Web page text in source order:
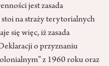
jest zasada
na straży terytorialnych
się więc, iż zasada
o przyznaniu
z 1960 roku oraz